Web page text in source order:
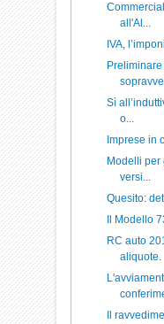
all'Al...
IVA,
Sì
o...
Imprese in
Modelli per
versi...
Quesito:
Il Modello
RC auto
aliquote.
Il